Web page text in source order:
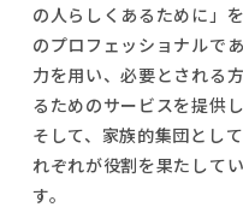
の人らしくあるために」
のプロフェッショナルで
力を用い、必要とされる
るためのサービスを提供し
そして、家族的集団とし
れぞれが役割を果たして
す。